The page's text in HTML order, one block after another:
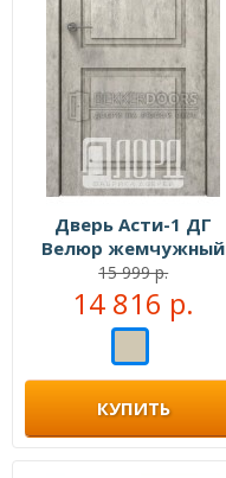
Дверь Асти-1 ДГ
Велюр жемчужный
15 999 р.
14 816 р.
КУПИТЬ